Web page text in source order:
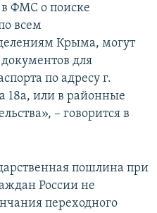
ФМС о поиске
всем
Крыма, могут
для
по адресу г.
18а, или в районные
– говорится в
пошлина при
России не
переходного